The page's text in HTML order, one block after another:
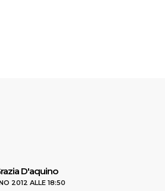
D'aquinoha
detto:
2012 ALLE 18:50